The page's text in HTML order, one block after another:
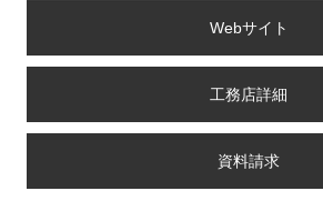
Webサイト
工務店詳細